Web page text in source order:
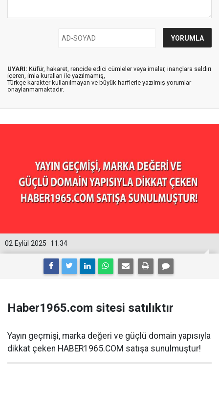
UYARI: Küfür, hakaret, rencide edici cümleler veya imalar, inançlara saldırı
içeren, imla kuralları ile yazılmamış,
Türkçe karakter kullanılmayan ve büyük harflerle yazılmış yorumlar
onaylanmamaktadır.
11:34
02 Eylül 2025
Haber1965.com sitesi satılıktır
Yayın geçmişi, marka değeri ve güçlü domain yapısıyla
dikkat çeken HABER1965.COM satışa sunulmuştur!